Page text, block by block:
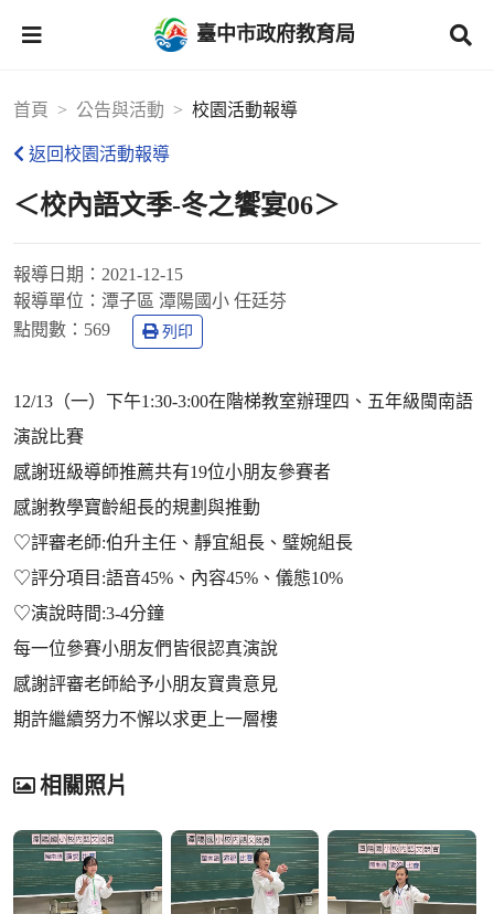
臺中市政府教育局
首頁 公告與活動 校園活動報導
返回校園活動報導
＜校內語文季-冬之饗宴06＞
報導日期： 2021-12-15
報導單位： 潭子區 潭陽國小 任廷芬
點閱數： 569 列印
12/13（一）下午1:30-3:00在階梯教室辦理四、五年級閩南語
演說比賽
感謝班級導師推薦共有19位小朋友參賽者
感謝教學寶齡組長的規劃與推動
♡評審老師:伯升主任、靜宜組長、璧婉組長
♡評分項目:語音45%、內容45%、儀態10%
♡演說時間:3-4分鐘
每一位參賽小朋友們皆很認真演說
感謝評審老師給予小朋友寶貴意見
期許繼續努力不懈以求更上一層樓
相關照片